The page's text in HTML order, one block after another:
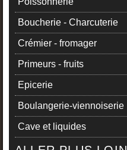
Boucherie - Charcuterie
Crémier - fromager
Primeurs - fruits
Epicerie
Boulangerie-viennoiserie
Cave et liquides